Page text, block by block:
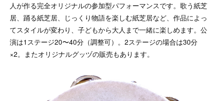
人が作る完全オリジナルの参加型パフォーマンスです。歌う紙芝
居、踊る紙芝居、じっくり物語を楽しむ紙芝居など、作品によっ
てスタイルが変わり、子どもから大人まで一緒に楽しめます。公
演は1ステージ20〜40分（調整可）。2ステージの場合は30分
×2。またオリジナルグッヅの販売もあります。